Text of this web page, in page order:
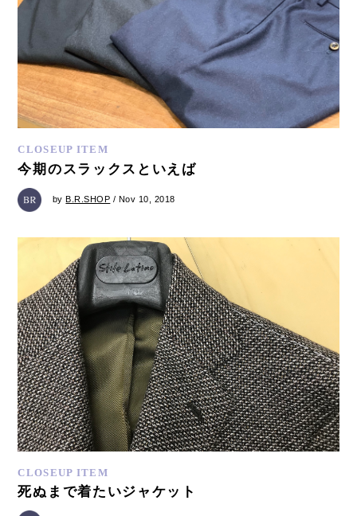
CLOSEUP ITEM
今期のスラックスといえば
byB.R.SHOP / Nov 10, 2018
CLOSEUP ITEM
死ぬまで着たいジャケット